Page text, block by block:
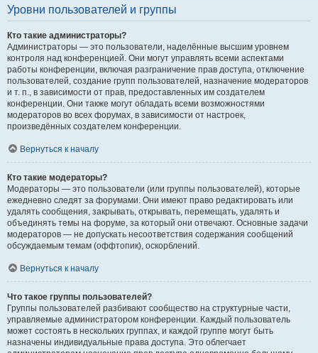
Уровни пользователей и группы
Кто такие администраторы?
Администраторы — это пользователи, наделённые высшим уровнем
контроля над конференцией. Они могут управлять всеми аспектами
работы конференции, включая разграничение прав доступа, отключение
пользователей, создание групп пользователей, назначение модераторов
и т. п., в зависимости от прав, предоставленных им создателем
конференции. Они также могут обладать всеми возможностями
модераторов во всех форумах, в зависимости от настроек,
произведённых создателем конференции.
Вернуться к началу
Кто такие модераторы?
Модераторы — это пользователи (или группы пользователей), которые
ежедневно следят за форумами. Они имеют право редактировать или
удалять сообщения, закрывать, открывать, перемещать, удалять и
объединять темы на форуме, за который они отвечают. Основные задачи
модераторов — не допускать несоответствия содержания сообщений
обсуждаемым темам (оффтопик), оскорблений.
Вернуться к началу
Что такое группы пользователей?
Группы пользователей разбивают сообщество на структурные части,
управляемые администратором конференции. Каждый пользователь
может состоять в нескольких группах, и каждой группе могут быть
назначены индивидуальные права доступа. Это облегчает